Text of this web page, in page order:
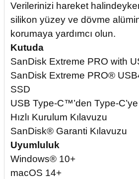
Verilerinizi hareket
silikon yüzey ve dövme
korumaya yardımcı olun.
Kutuda
SanDisk Extreme PRO with
SanDisk Extreme PRO®
SSD
USB Type-C™’den Type-
Hızlı Kurulum Kılavuzu
SanDisk® Garanti Kılavuzu
Uyumluluk
Windows® 10+
macOS 14+